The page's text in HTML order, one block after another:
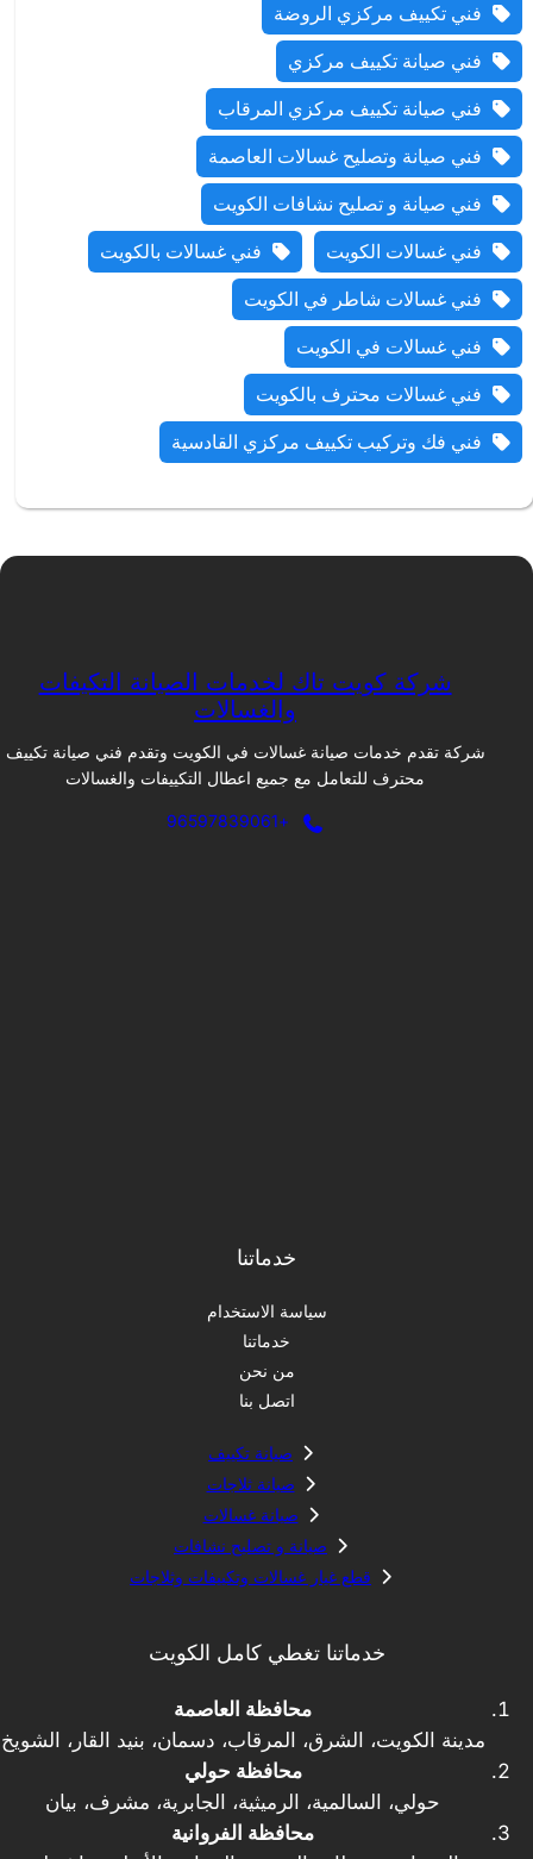
فني تكييف مركزي الروضة
فني صيانة تكييف مركزي
فني صيانة تكييف مركزي المرقاب
فني صيانة وتصليح غسالات العاصمة
فني صيانة و تصليح نشافات الكويت
فني غسالات الكويت
فني غسالات بالكويت
فني غسالات شاطر في الكويت
فني غسالات في الكويت
فني غسالات محترف بالكويت
فني فك وتركيب تكييف مركزي القادسية
شركة كويت تاك لخدمات الصيانة التكيفات
والغسالات
شركة تقدم خدمات صيانة غسالات في الكويت وتقدم فني صيانة تكييف
محترف للتعامل مع جميع اعطال التكييفات والغسالات
+96597839061
خدماتنا
سياسة الاستخدام
خدماتنا
من نحن
اتصل بنا
صيانة تكييف
صيانة ثلاجات
صيانة غسالات
صيانة و تصليح نشافات
قطع غيار غسالات وتكييفات وثلاجات
خدماتنا تغطي كامل الكويت
محافظة العاصمة
مدينة الكويت، الشرق، المرقاب، دسمان، بنيد القار، الشويخ
محافظة حولي
حولي، السالمية، الرميثية، الجابرية، مشرف، بيان
محافظة الفروانية